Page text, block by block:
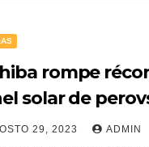
rompe
solar de
29, 2023 ADMIN